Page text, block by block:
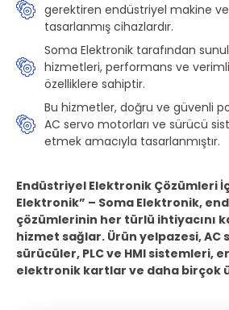
gerektiren endüstriyel makine
tasarlanmış cihazlardır.
Soma Elektronik tarafından
hizmetleri, performans ve
özelliklere sahiptir.
Bu hizmetler, doğru ve güvenli
AC servo motorları ve sürücü
etmek amacıyla tasarlanmıştır.
Endüstriyel Elektronik Çözümleri
Elektronik” – Soma Elektronik,
çözümlerinin her türlü ihtiyacını
hizmet sağlar. Ürün yelpazesi,
sürücüler, PLC ve HMI sistemleri,
elektronik kartlar ve daha birçok